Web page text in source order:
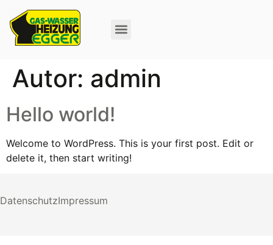
Autor: admin
Hello world!
Welcome to WordPress. This is your first post. Edit or
delete it, then start writing!
DatenschutzImpressum